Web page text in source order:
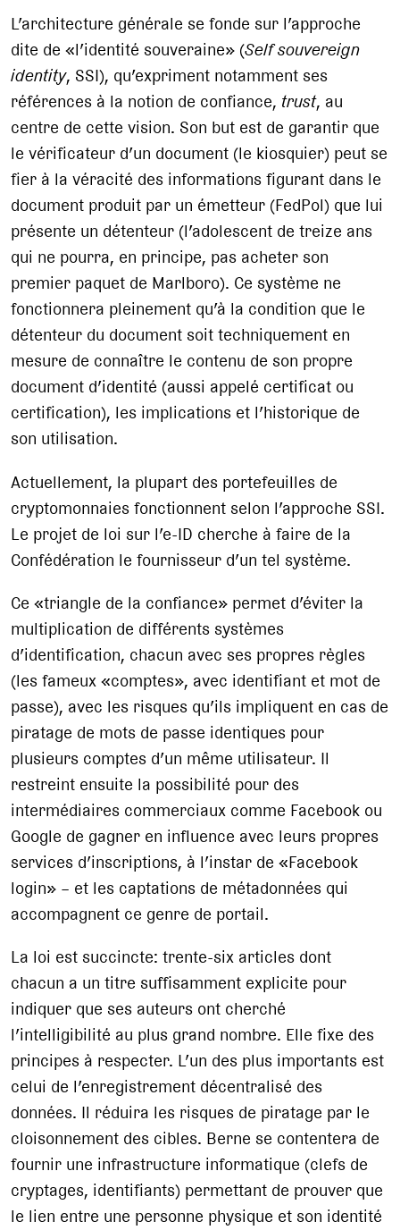
L’architecture générale se fonde sur l’approche
dite de «l’identité souveraine» (Self souvereign
identity, SSI), qu’expriment notamment ses
références à la notion de confiance, trust, au
centre de cette vision. Son but est de garantir que
le vérificateur d’un document (le kiosquier) peut se
fier à la véracité des informations figurant dans le
document produit par un émetteur (FedPol) que lui
présente un détenteur (l’adolescent de treize ans
qui ne pourra, en principe, pas acheter son
premier paquet de Marlboro). Ce système ne
fonctionnera pleinement qu’à la condition que le
détenteur du document soit techniquement en
mesure de connaître le contenu de son propre
document d’identité (aussi appelé certificat ou
certification), les implications et l’historique de
son utilisation.
Actuellement, la plupart des portefeuilles de
cryptomonnaies fonctionnent selon l’approche SSI.
Le projet de loi sur l’e-ID cherche à faire de la
Confédération le fournisseur d’un tel système.
Ce «triangle de la confiance» permet d’éviter la
multiplication de différents systèmes
d’identification, chacun avec ses propres règles
(les fameux «comptes», avec identifiant et mot de
passe), avec les risques qu’ils impliquent en cas de
piratage de mots de passe identiques pour
plusieurs comptes d’un même utilisateur. Il
restreint ensuite la possibilité pour des
intermédiaires commerciaux comme Facebook ou
Google de gagner en influence avec leurs propres
services d’inscriptions, à l’instar de «Facebook
login» – et les captations de métadonnées qui
accompagnent ce genre de portail.
La loi est succincte: trente-six articles dont
chacun a un titre suffisamment explicite pour
indiquer que ses auteurs ont cherché
l’intelligibilité au plus grand nombre. Elle fixe des
principes à respecter. L’un des plus importants est
celui de l’enregistrement décentralisé des
données. Il réduira les risques de piratage par le
cloisonnement des cibles. Berne se contentera de
fournir une infrastructure informatique (clefs de
cryptages, identifiants) permettant de prouver que
le lien entre une personne physique et son identité